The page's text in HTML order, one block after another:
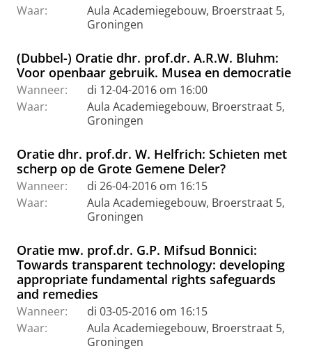
Waar:
Aula Academiegebouw, Broerstraat 5,
Groningen
(Dubbel-) Oratie dhr. prof.dr. A.R.W. Bluhm:
Voor openbaar gebruik. Musea en democratie
Wanneer:
di 12-04-2016 om 16:00
Waar:
Aula Academiegebouw, Broerstraat 5,
Groningen
Oratie dhr. prof.dr. W. Helfrich: Schieten met
scherp op de Grote Gemene Deler?
Wanneer:
di 26-04-2016 om 16:15
Waar:
Aula Academiegebouw, Broerstraat 5,
Groningen
Oratie mw. prof.dr. G.P. Mifsud Bonnici:
Towards transparent technology: developing
appropriate fundamental rights safeguards
and remedies
Wanneer:
di 03-05-2016 om 16:15
Waar:
Aula Academiegebouw, Broerstraat 5,
Groningen